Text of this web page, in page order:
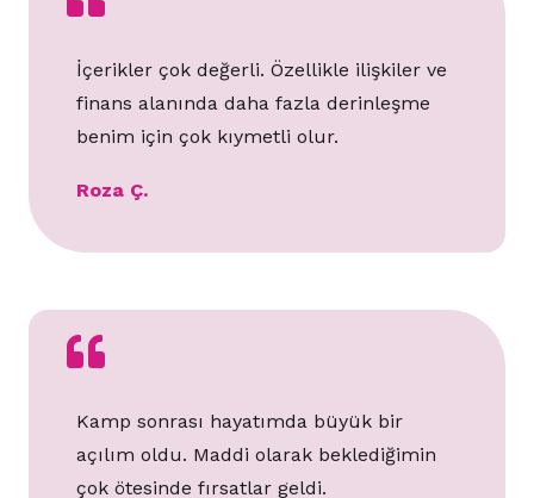
İçerikler çok değerli. Özellikle ilişkiler ve
finans alanında daha fazla derinleşme
benim için çok kıymetli olur.
Roza Ç.
Kamp sonrası hayatımda büyük bir
açılım oldu. Maddi olarak beklediğimin
çok ötesinde fırsatlar geldi.